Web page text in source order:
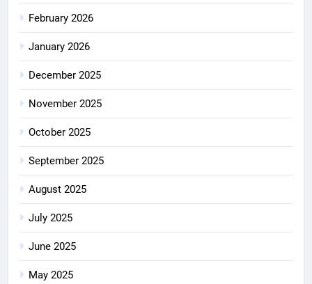
February 2026
January 2026
December 2025
November 2025
October 2025
September 2025
August 2025
July 2025
June 2025
May 2025